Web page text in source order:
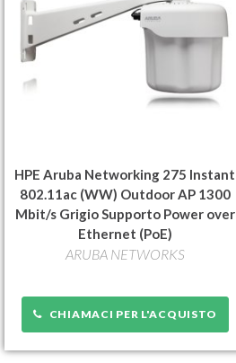
HPE Aruba Networking 275 Instant
802.11ac (WW) Outdoor AP 1300
Mbit/s Grigio Supporto Power over
Ethernet (PoE)
ARUBA NETWORKS
CHIAMACI PER L'ACQUISTO